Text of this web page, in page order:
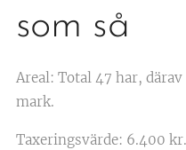
som så
Areal: Total 47 har,
mark.
Taxeringsvärde: 6.400 kr.